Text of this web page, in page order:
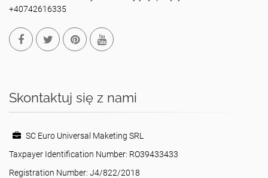
+40742616335
Skontaktuj się z nami
SC Euro Universal Maketing SRL
Taxpayer Identification Number: RO39433433
Registration Number: J4/822/2018